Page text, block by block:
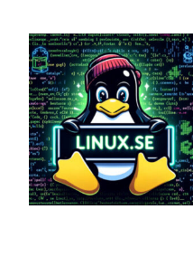
innehåll